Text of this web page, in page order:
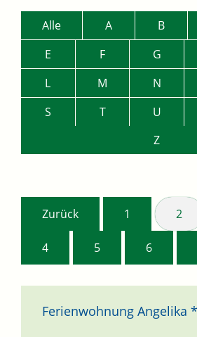
Alle A B
E
F G
L
M N
S
T U
Z
Zurück 1 2
4 5 6
Ferienwohnung Angelika